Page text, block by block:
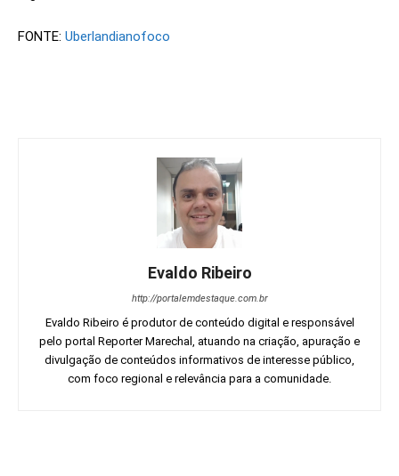
FONTE: Uberlandianofoco
Evaldo Ribeiro
http://portalemdestaque.com.br
Evaldo Ribeiro é produtor de conteúdo digital e responsável
pelo portal Reporter Marechal, atuando na criação, apuração e
divulgação de conteúdos informativos de interesse público,
com foco regional e relevância para a comunidade.